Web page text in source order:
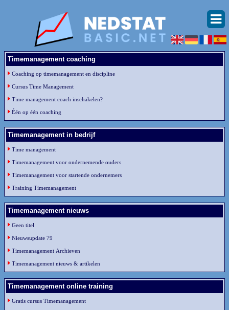
Timemanagement coaching
Coaching op timemanagement en discipline
Cursus Time Management
Time management coach inschakelen?
Één op één coaching
Timemanagement in bedrijf
Time management
Timemanagement voor ondernemende ouders
Timemanagement voor startende ondernemers
Training Timemanagement
Timemanagement nieuws
Geen titel
Nieuwsupdate 79
Timemanagement Archieven
Timemanagement nieuws & artikelen
Timemanagement online training
Gratis cursus Timemanagement